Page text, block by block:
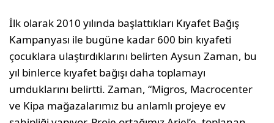
İlk olarak 2010 yılında başlattıkları Kıyafet Bağış
Kampanyası ile bugüne kadar 600 bin kıyafeti
çocuklara ulaştırdıklarını belirten Aysun Zaman, bu
yıl binlerce kıyafet bağışı daha toplamayı
umduklarını belirtti. Zaman, “Migros, Macrocenter
ve Kipa mağazalarımız bu anlamlı projeye ev